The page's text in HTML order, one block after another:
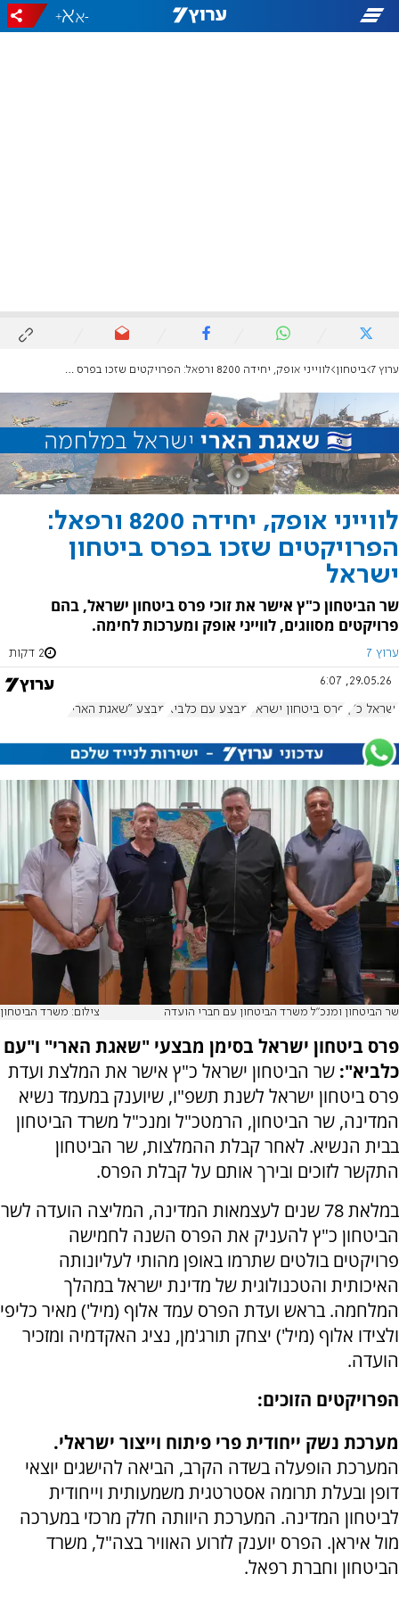
-
+
ערוץ 7 ביטחון לווייני אופק, יחידה 8200 ורפאל: הפרויקטים שזכו בפרס ביטחון ישראל
לווייני אופק, יחידה 8200 ורפאל:
הפרויקטים שזכו בפרס ביטחון
ישראל
שר הביטחון כ"ץ אישר את זוכי פרס ביטחון ישראל, בהם
פרויקטים מסווגים, לווייני אופק ומערכות לחימה.
ערוץ 7 2 דקות
29.05.26, 6:07
ישראל כ"ץ פרס ביטחון ישראל מבצע עם כלביא מבצע "שאגת הארי"
שר הביטחון ומנכ"ל משרד הביטחון עם חברי הועדה צילום: משרד הביטחון
פרס ביטחון ישראל בסימן מבצעי "שאגת הארי" ו"עם
כלביא": שר הביטחון ישראל כ"ץ אישר את המלצת ועדת
פרס ביטחון ישראל לשנת תשפ"ו, שיוענק במעמד נשיא
המדינה, שר הביטחון, הרמטכ"ל ומנכ"ל משרד הביטחון
בבית הנשיא. לאחר קבלת ההמלצות, שר הביטחון
התקשר לזוכים ובירך אותם על קבלת הפרס.
במלאת 78 שנים לעצמאות המדינה, המליצה הועדה לשר
הביטחון כ"ץ להעניק את הפרס השנה לחמישה
פרויקטים בולטים שתרמו באופן מהותי לעליונותה
האיכותית והטכנולוגית של מדינת ישראל במהלך
המלחמה. בראש ועדת הפרס עמד אלוף (מיל') מאיר כליפי
ולצידו אלוף (מיל') יצחק תורג'מן, נציג האקדמיה ומזכיר
הועדה.
הפרויקטים הזוכים:
מערכת נשק ייחודית פרי פיתוח וייצור ישראלי.
המערכת הופעלה בשדה הקרב, הביאה להישגים יוצאי
דופן ובעלת תרומה אסטרטגית משמעותית וייחודית
לביטחון המדינה. המערכת היוותה חלק מרכזי במערכה
מול איראן. הפרס יוענק לזרוע האוויר בצה"ל, משרד
הביטחון וחברת רפאל.